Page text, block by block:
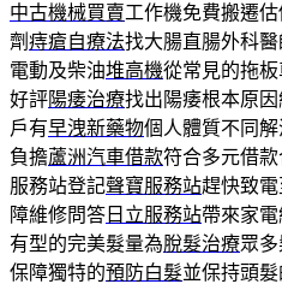
中古機械買賣工作機免費搬遷
劑痔瘡自療法找大腸直腸外科
電動及柴油堆高機從常見的拖
好評陽痿治療找出陽痿根本原
戶有早洩新藥物個人體質不同
負擔蘆洲汽車借款符合多元借
服務站登記聲寶服務站趕快致
障維修問答 日立服務站帶來家
有型的完美髮量為脫髮治療眾
保障獨特的預防白髮並保持頭